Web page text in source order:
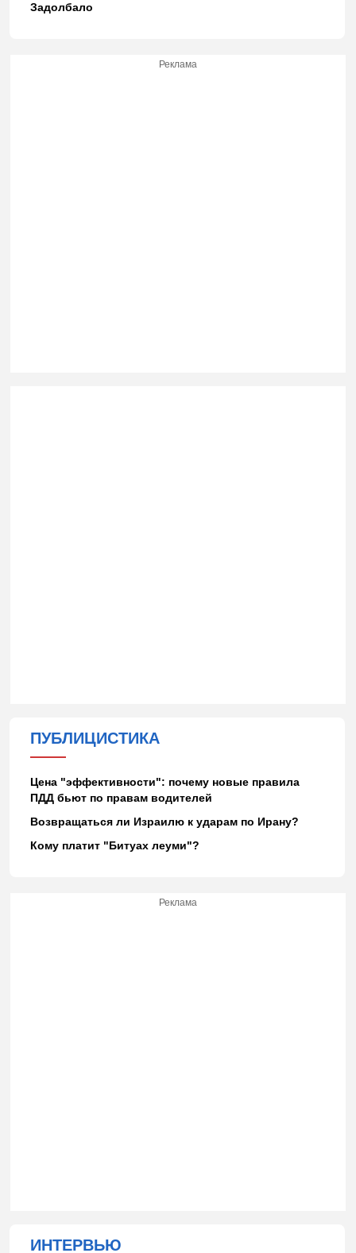
Задолбало
Реклама
ПУБЛИЦИСТИКА
Цена "эффективности": почему новые правила
ПДД бьют по правам водителей
Возвращаться ли Израилю к ударам по Ирану?
Кому платит "Битуах леуми"?
Реклама
ИНТЕРВЬЮ